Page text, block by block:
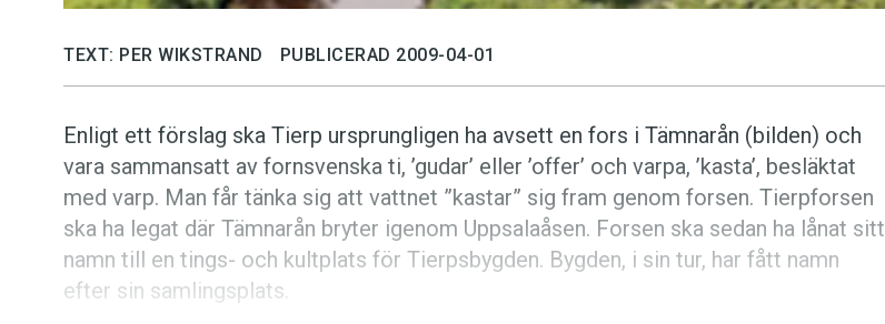
TEXT: PER WIKSTRAND PUBLICERAD 2009-04-01
Enligt ett förslag ska Tierp ursprungligen ha avsett en fors i Tämnarån (bilden) och
vara sammansatt av fornsvenska ti, ’gudar’ eller ’offer’ och varpa, ’kasta’, besläktat
med varp. Man får tänka sig att vattnet ”kastar” sig fram genom forsen. Tierpforsen
ska ha legat där Tämnarån bryter igenom Uppsalaåsen. Forsen ska sedan ha lånat sitt
namn till en tings- och kultplats för Tierpsbygden. Bygden, i sin tur, har fått namn
efter sin samlingsplats.